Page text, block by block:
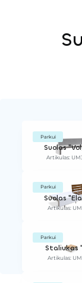
Parkui
Suolas
Artikulas:
Parkui
Suolas "Ela
Artikulas:
Parkui
Staliukas
Artikulas: